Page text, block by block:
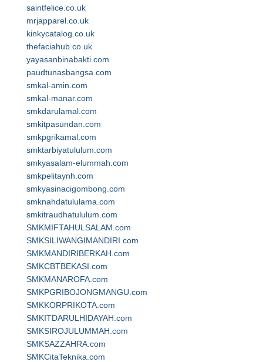
saintfelice.co.uk
mrjapparel.co.uk
kinkycatalog.co.uk
thefaciahub.co.uk
yayasanbinabakti.com
paudtunasbangsa.com
smkal-amin.com
smkal-manar.com
smkdarulamal.com
smkitpasundan.com
smkpgrikamal.com
smktarbiyatululum.com
smkyasalam-elummah.com
smkpelitaynh.com
smkyasinacigombong.com
smknahdatululama.com
smkitraudhatululum.com
SMKMIFTAHULSALAM.com
SMKSILIWANGIMANDIRI.com
SMKMANDIRIBERKAH.com
SMKCBTBEKASI.com
SMKMANAROFA.com
SMKPGRIBOJONGMANGU.com
SMKKORPRIKOTA.com
SMKITDARULHIDAYAH.com
SMKSIROJULUMMAH.com
SMKSAZZAHRA.com
SMKCitaTeknika.com